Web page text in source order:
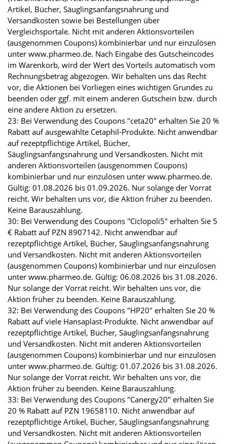
Artikel, Bücher, Säuglingsanfangsnahrung und
Versandkosten sowie bei Bestellungen über
Vergleichsportale. Nicht mit anderen Aktionsvorteilen
(ausgenommen Coupons) kombinierbar und nur einzulösen
unter www.pharmeo.de. Nach Eingabe des Gutscheincodes
im Warenkorb, wird der Wert des Vorteils automatisch vom
Rechnungsbetrag abgezogen. Wir behalten uns das Recht
vor, die Aktionen bei Vorliegen eines wichtigen Grundes zu
beenden oder ggf. mit einem anderen Gutschein bzw. durch
eine andere Aktion zu ersetzen.
23: Bei Verwendung des Coupons "ceta20" erhalten Sie 20 %
Rabatt auf ausgewählte Cetaphil-Produkte. Nicht anwendbar
auf rezeptpflichtige Artikel, Bücher,
Säuglingsanfangsnahrung und Versandkosten. Nicht mit
anderen Aktionsvorteilen (ausgenommen Coupons)
kombinierbar und nur einzulösen unter www.pharmeo.de.
Gültig: 01.08.2026 bis 01.09.2026. Nur solange der Vorrat
reicht. Wir behalten uns vor, die Aktion früher zu beenden.
Keine Barauszahlung.
30: Bei Verwendung des Coupons "Ciclopoli5" erhalten Sie 5
€ Rabatt auf PZN 8907142. Nicht anwendbar auf
rezeptpflichtige Artikel, Bücher, Säuglingsanfangsnahrung
und Versandkosten. Nicht mit anderen Aktionsvorteilen
(ausgenommen Coupons) kombinierbar und nur einzulösen
unter www.pharmeo.de. Gültig: 06.08.2026 bis 31.08.2026.
Nur solange der Vorrat reicht. Wir behalten uns vor, die
Aktion früher zu beenden. Keine Barauszahlung.
32: Bei Verwendung des Coupons "HP20" erhalten Sie 20 %
Rabatt auf viele Hansaplast-Produkte. Nicht anwendbar auf
rezeptpflichtige Artikel, Bücher, Säuglingsanfangsnahrung
und Versandkosten. Nicht mit anderen Aktionsvorteilen
(ausgenommen Coupons) kombinierbar und nur einzulösen
unter www.pharmeo.de. Gültig: 01.07.2026 bis 31.08.2026.
Nur solange der Vorrat reicht. Wir behalten uns vor, die
Aktion früher zu beenden. Keine Barauszahlung.
33: Bei Verwendung des Coupons "Canergy20" erhalten Sie
20 % Rabatt auf PZN 19658110. Nicht anwendbar auf
rezeptpflichtige Artikel, Bücher, Säuglingsanfangsnahrung
und Versandkosten. Nicht mit anderen Aktionsvorteilen